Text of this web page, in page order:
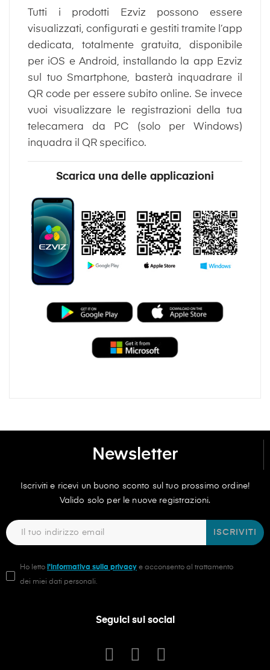
Tutti i prodotti Ezviz possono essere
visualizzati, configurati e gestiti tramite l’app
dedicata, totalmente gratuita, disponibile
per iOS e Android, installando la app Ezviz
sul tuo Smartphone, basterà inquadrare il
QR code per essere subito online. Se invece
vuoi visualizzare le registrazioni della tua
telecamera da PC (solo per Windows)
inquadra il QR specifico.
Scarica una delle applicazioni
Newsletter
Iscriviti e ricevi un buono sconto sul tuo prossimo ordine!
Valido solo per le nuove registrazioni.
ISCRIVITI
Ho letto l'informativa sulla privacy e acconsento al trattamento
dei miei dati personali.
Seguici sui social